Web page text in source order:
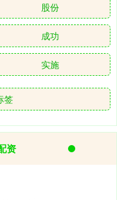
股份
成功
实施
签
资